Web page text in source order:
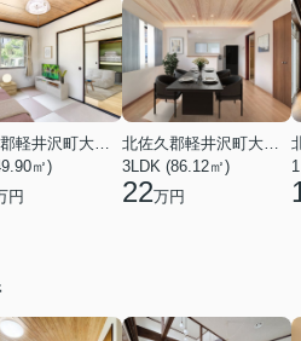
北佐久郡軽井沢町大字長倉
㎡)
円
北佐久郡軽井沢町大字長倉
3LDK (86.12㎡)
22万円